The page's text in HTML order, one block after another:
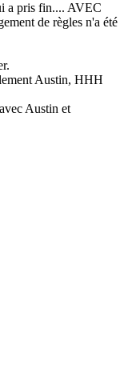
a pris fin.... AVEC
de règles n'a été
Austin, HHH
Austin et